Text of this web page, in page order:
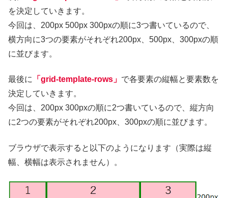
を決定していきます。
今回は、200px 500px 300pxの順に3つ書いているので、
横方向に3つの要素がそれぞれ200px、500px、300pxの順
に並びます。
最後に 「grid-template-rows」 で各要素の縦幅と要素数を
決定していきます。
今回は、200px 300pxの順に2つ書いているので、縦方向
に2つの要素がそれぞれ200px、300pxの順に並びます。
ブラウザで表示すると以下のようになります（実際は縦
幅、横幅は表示されません）。